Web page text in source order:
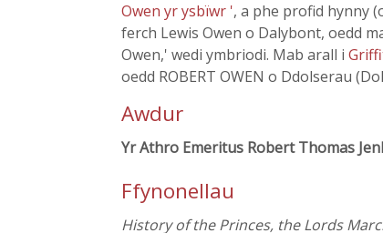
Owen yr ysbïwr ', a phe profid hynny
ferch Lewis Owen o Dalybont, oedd
Owen,' wedi ymbriodi. Mab arall i
oedd ROBERT OWEN o Ddolserau
Awdur
Yr Athro Emeritus Robert Thomas
Ffynonellau
History of the Princes, the Lords